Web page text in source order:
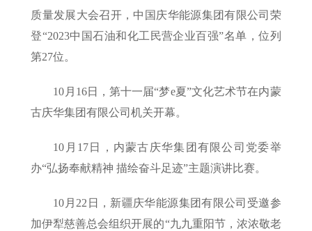
质量发展大会召开，中国庆华能源集团有限公司荣
登“2023中国石油和化工民营企业百强”名单，位列
第27位。
10月16日，第十一届“梦e夏”文化艺术节在内蒙
古庆华集团有限公司机关开幕。
10月17日，内蒙古庆华集团有限公司党委举
办“弘扬奉献精神 描绘奋斗足迹”主题演讲比赛。
10月22日，新疆庆华能源集团有限公司受邀参
加伊犁慈善总会组织开展的“九九重阳节，浓浓敬老